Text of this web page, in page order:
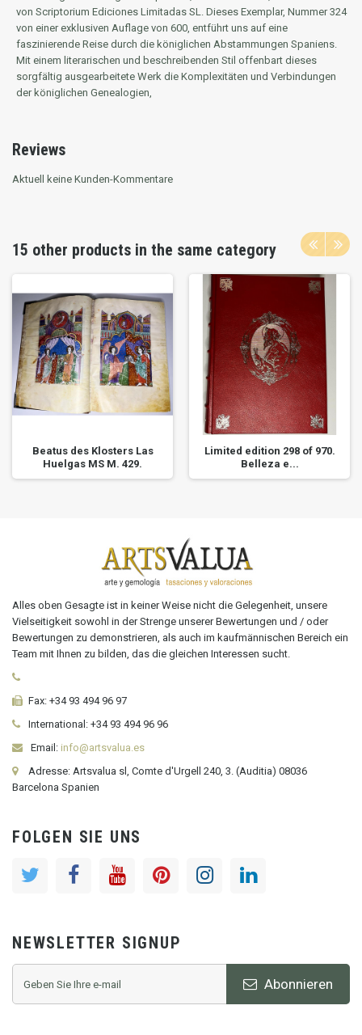
von Scriptorium Ediciones Limitadas SL. Dieses Exemplar, Nummer 324
von einer exklusiven Auflage von 600, entführt uns auf eine
faszinierende Reise durch die königlichen Abstammungen Spaniens.
Mit einem literarischen und beschreibenden Stil offenbart dieses
sorgfältig ausgearbeitete Werk die Komplexitäten und Verbindungen
der königlichen Genealogien,
Reviews
Aktuell keine Kunden-Kommentare
15 other products in the same category
Beatus des Klosters Las
Huelgas MS M. 429.
Limited edition 298 of 970.
Belleza e...
Alles oben Gesagte ist in keiner Weise nicht die Gelegenheit, unsere
Vielseitigkeit sowohl in der Strenge unserer Bewertungen und / oder
Bewertungen zu demonstrieren, als auch im kaufmännischen Bereich ein
Team mit Ihnen zu bilden, das die gleichen Interessen sucht.
Fax: +34 93 494 96 97
International: +34 93 494 96 96
Email: info@artsvalua.es
Adresse: Artsvalua sl, Comte d'Urgell 240, 3. (Auditia) 08036
Barcelona Spanien
FOLGEN SIE UNS
NEWSLETTER SIGNUP
Abonnieren